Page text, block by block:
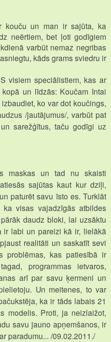
un man ir sajūta, ka
neērtiem, bet ļoti godīgiem
varbūt nemaz negribas
kāds grams sviedru ir
visiem speciālistiem, kas ar
un līdzās: Koučam Intai
ko var dot koučings,
/jautājumus/, varbūt pat
sarežģītus, taču godīgi uz
maskas un tad nu skaisti
sajūtas kaut kur dziļi,
paturēt savu īsto es. Turklāt
visas vajadzīgās atbildes
daudz bloki, lai uzsāktu
labi un pareizi kā ir, lielākā
realitāti un saskatīt sevi
problēmas, kas patiesībā ir
programmas ietvaros,
arī par savu ķermeni un
Un meitenes, to var
ka ir tāds labais 21
modelis. Proti, ja neizlaižot,
savu jauno apņemšanos, ir
paradumu... /09.02.2011./